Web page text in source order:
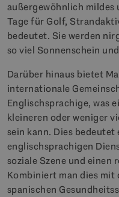
außergewöhnlich mildes
Tage für Golf,
bedeutet. Sie werden
so viel Sonnenschein
Darüber hinaus bietet
internationale
Englischsprachige, was
kleineren oder weniger
sein kann. Dies
englischsprachigen
soziale Szene und einen
Kombiniert man dies mit
spanischen